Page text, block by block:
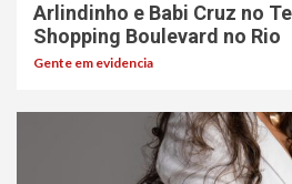
Arlindinho e Babi Cruz no
Shopping Boulevard no Rio
Gente em evidencia